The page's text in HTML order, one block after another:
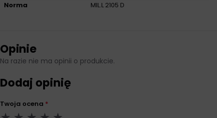
Norma MIL.L 2105 D
Opinie
Na razie nie ma opinii o produkcie.
Dodaj opinię
Twoja ocena *